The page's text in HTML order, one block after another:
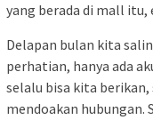
yang berada di mall
Delapan bulan kita
perhatian, hanya ada
selalu bisa kita
mendoakan hubungan.